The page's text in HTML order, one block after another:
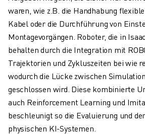
CNC-DREHEN
HOCHGESCHWINDIGKEITSBOHREN UND -
SPRITZGUSS
MASCHINENBEDIENUNG
MATERIALHANDHABUNG
LACKIEREN
PALETTIEREN
PUNKTSCHWEISSEN
VISION INSPEKTION
DRAHTERODIERMASCHINE
waren, wie z.B. die Handhabung
Kabel oder die Durchführung von
Montagevorgängen. Roboter, die in
behalten durch die Integration mit
Trajektorien und Zykluszeiten bei wie
wodurch die Lücke zwischen
geschlossen wird. Diese kombinierte
auch Reinforcement Learning und
beschleunigt so die Evaluierung und
physischen KI-Systemen.